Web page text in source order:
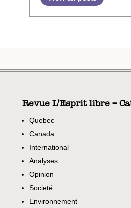
Revue L’Esprit libre –
Quebec
Canada
International
Analyses
Opinion
Societé
Environnement